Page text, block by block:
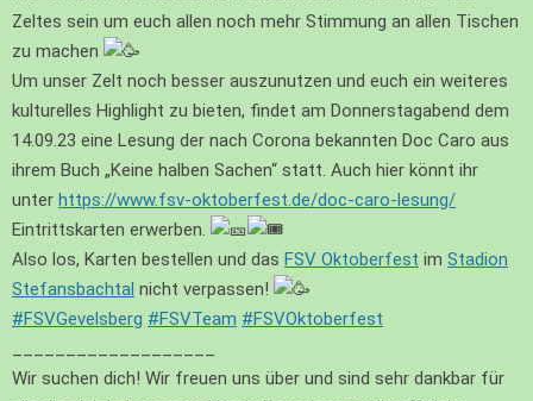
Zeltes sein um euch allen noch mehr Stimmung an allen Tischen
zu machen
Um unser Zelt noch besser auszunutzen und euch ein weiteres
kulturelles Highlight zu bieten, findet am Donnerstagabend dem
14.09.23 eine Lesung der nach Corona bekannten Doc Caro aus
ihrem Buch „Keine halben Sachen“ statt. Auch hier könnt ihr
unter https://www.fsv-oktoberfest.de/doc-caro-lesung/
Eintrittskarten erwerben.
Also los, Karten bestellen und das FSV Oktoberfest im Stadion
Stefansbachtal nicht verpassen!
#FSVGevelsberg #FSVTeam #FSVOktoberfest
Wir suchen dich! Wir freuen uns über und sind sehr dankbar für